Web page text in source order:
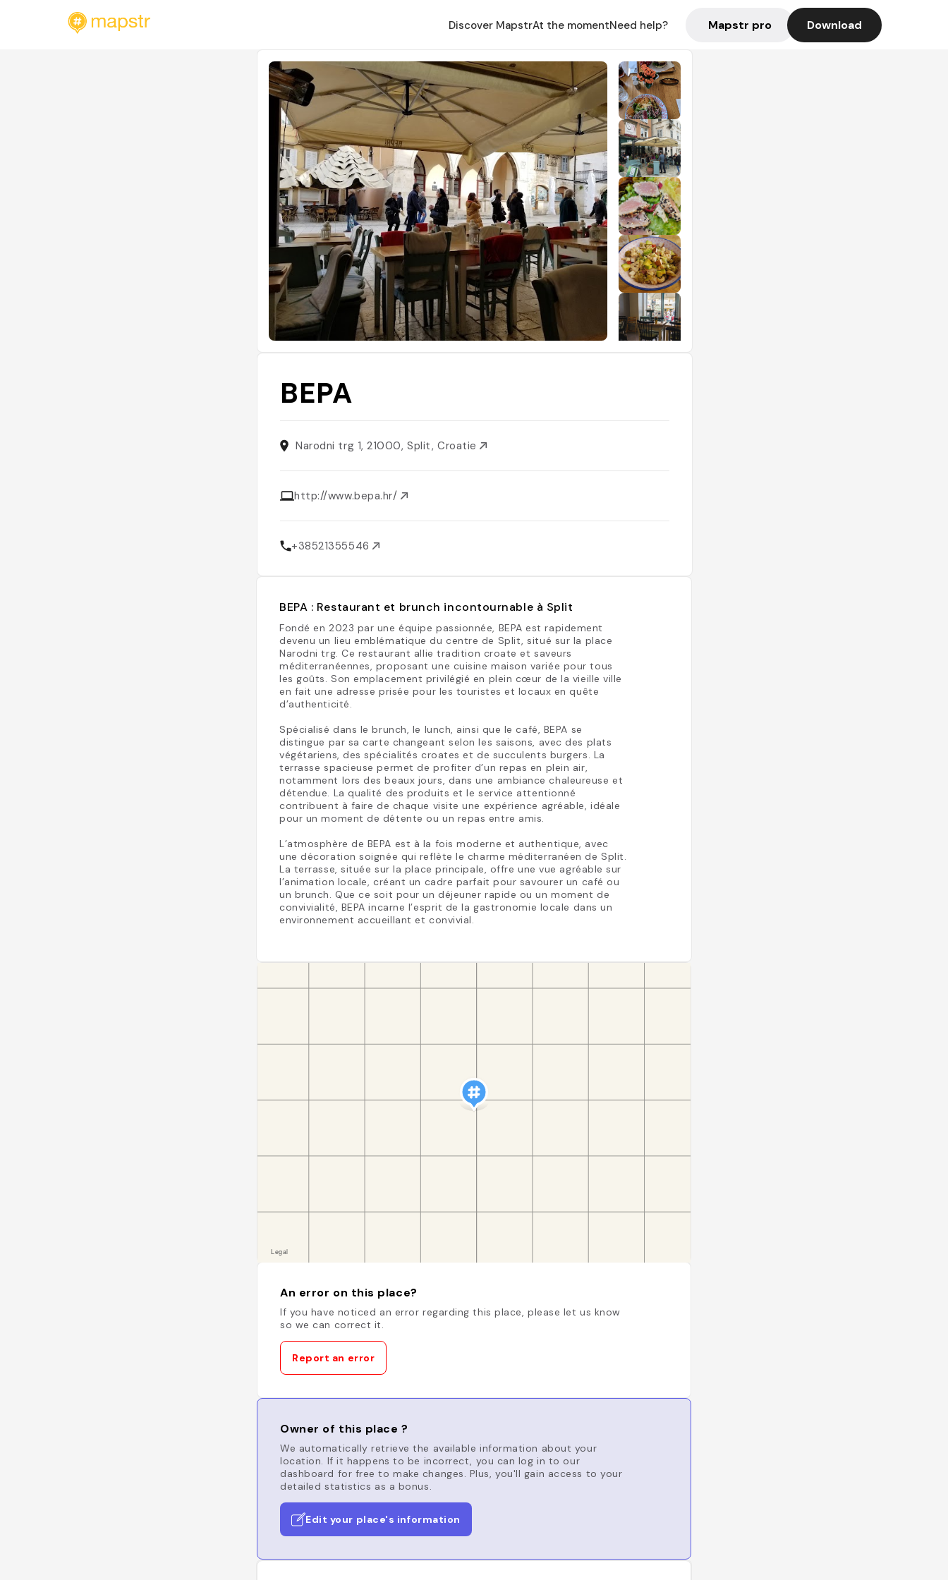
Discover MapstrAt the momentNeed help? Mapstr pro Download
BEPA
Narodni trg 1, 21000, Split, Croatie
http://www.bepa.hr/
+38521355546
BEPA : Restaurant et brunch incontournable à Split
Fondé en 2023 par une équipe passionnée, BEPA est rapidement
devenu un lieu emblématique du centre de Split, situé sur la place
Narodni trg. Ce restaurant allie tradition croate et saveurs
méditerranéennes, proposant une cuisine maison variée pour tous
les goûts. Son emplacement privilégié en plein cœur de la vieille ville
en fait une adresse prisée pour les touristes et locaux en quête
d’authenticité.
Spécialisé dans le brunch, le lunch, ainsi que le café, BEPA se
distingue par sa carte changeant selon les saisons, avec des plats
végétariens, des spécialités croates et de succulents burgers. La
terrasse spacieuse permet de profiter d’un repas en plein air,
notamment lors des beaux jours, dans une ambiance chaleureuse et
détendue. La qualité des produits et le service attentionné
contribuent à faire de chaque visite une expérience agréable, idéale
pour un moment de détente ou un repas entre amis.
L’atmosphère de BEPA est à la fois moderne et authentique, avec
une décoration soignée qui reflète le charme méditerranéen de Split.
La terrasse, située sur la place principale, offre une vue agréable sur
l’animation locale, créant un cadre parfait pour savourer un café ou
un brunch. Que ce soit pour un déjeuner rapide ou un moment de
convivialité, BEPA incarne l’esprit de la gastronomie locale dans un
environnement accueillant et convivial.
An error on this place?
If you have noticed an error regarding this place, please let us know
so we can correct it.
Report an error
Owner of this place ?
We automatically retrieve the available information about your
location. If it happens to be incorrect, you can log in to our
dashboard for free to make changes. Plus, you'll gain access to your
detailed statistics as a bonus.
Edit your place's information